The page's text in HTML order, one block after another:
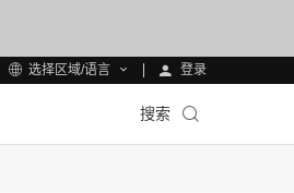
选择区域/语言 登录
搜索